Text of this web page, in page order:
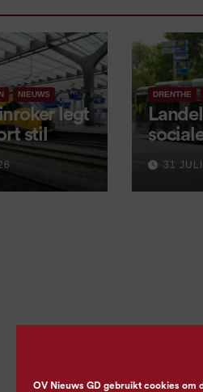
OV Nieuws GD gebruikt cookies om
NIEUWS
legt
stil
DRENTHE
31